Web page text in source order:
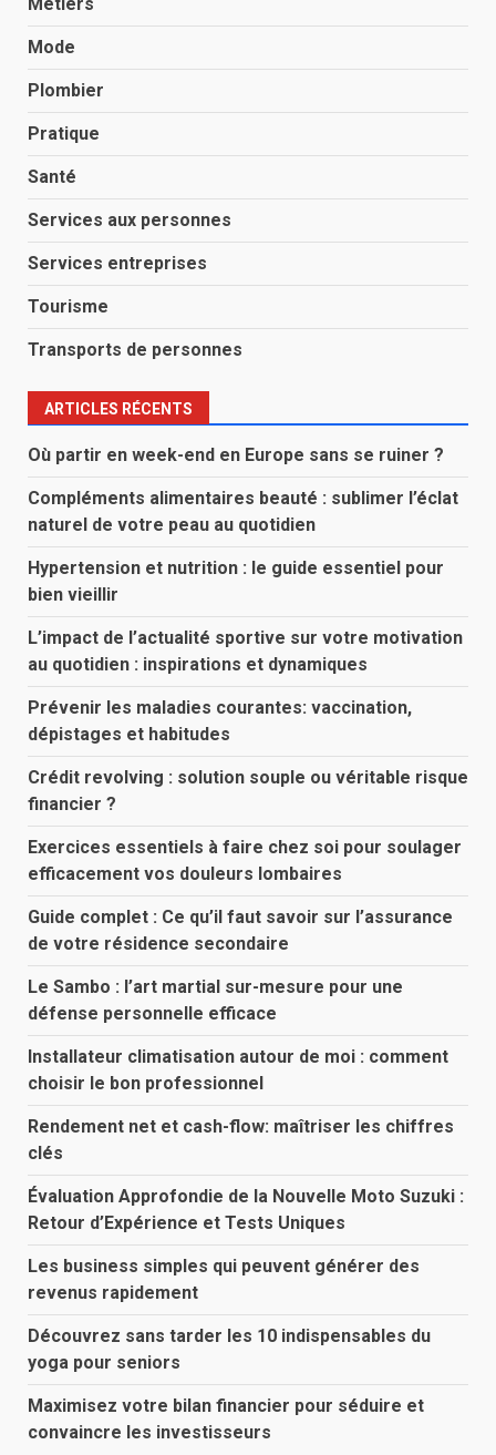
Mode
Plombier
Pratique
Santé
Services aux personnes
Services entreprises
Tourisme
Transports de personnes
ARTICLES RÉCENTS
Où partir en week-end en Europe sans se ruiner ?
Compléments alimentaires beauté : sublimer l’éclat
naturel de votre peau au quotidien
Hypertension et nutrition : le guide essentiel pour
bien vieillir
L’impact de l’actualité sportive sur votre motivation
au quotidien : inspirations et dynamiques
Prévenir les maladies courantes: vaccination,
dépistages et habitudes
Crédit revolving : solution souple ou véritable risque
financier ?
Exercices essentiels à faire chez soi pour soulager
efficacement vos douleurs lombaires
Guide complet : Ce qu’il faut savoir sur l’assurance
de votre résidence secondaire
Le Sambo : l’art martial sur-mesure pour une
défense personnelle efficace
Installateur climatisation autour de moi : comment
choisir le bon professionnel
Rendement net et cash-flow: maîtriser les chiffres
clés
Évaluation Approfondie de la Nouvelle Moto Suzuki :
Retour d’Expérience et Tests Uniques
Les business simples qui peuvent générer des
revenus rapidement
Découvrez sans tarder les 10 indispensables du
yoga pour seniors
Maximisez votre bilan financier pour séduire et
convaincre les investisseurs